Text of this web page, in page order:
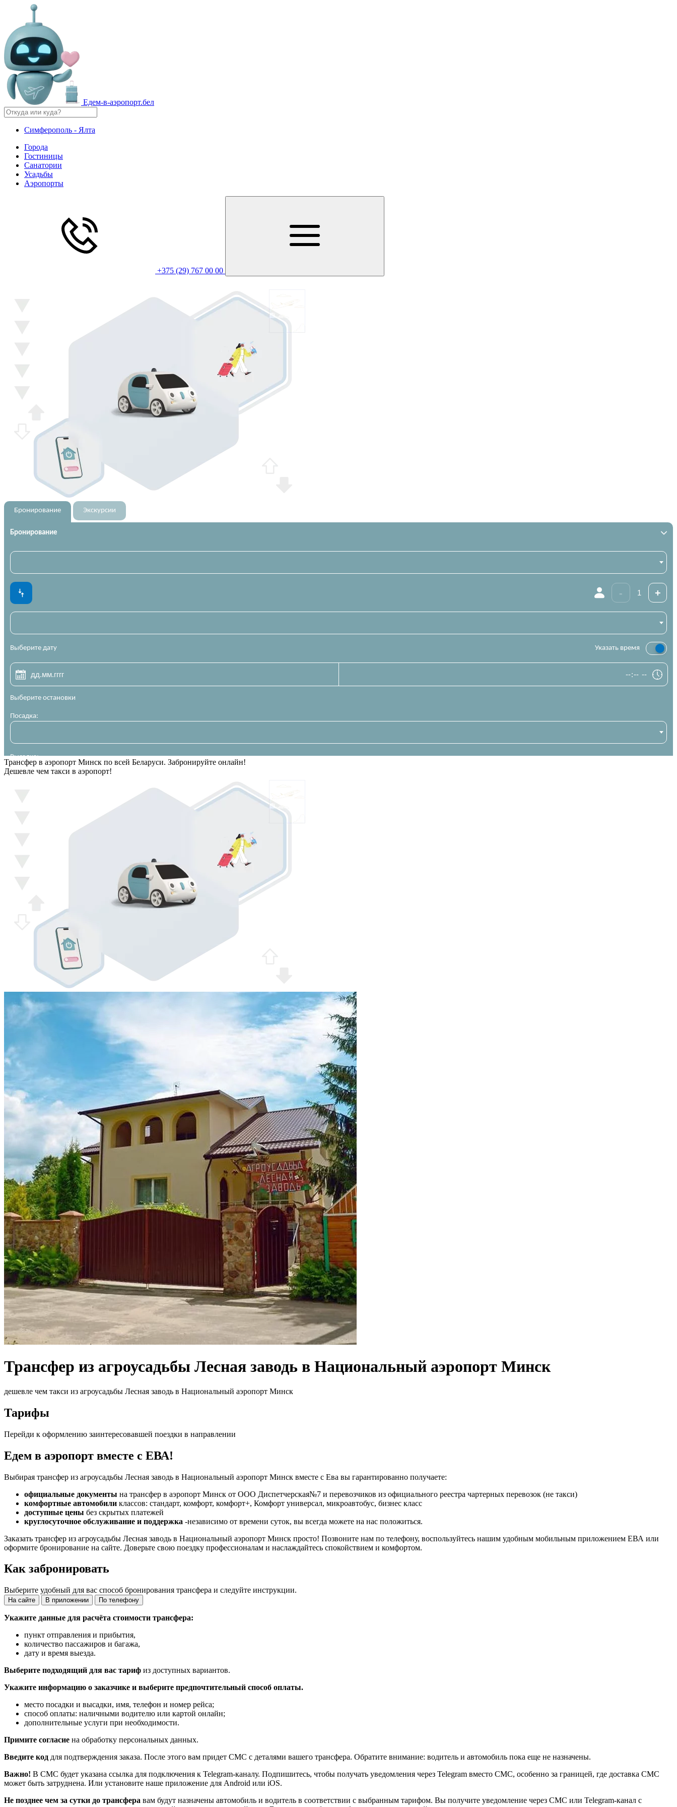
Едем-в-аэропорт.бел
Симферополь - Ялта
Города
Гостиницы
Санатории
Усадьбы
Аэропорты
+375 (29) 767 00 00
Трансфер в аэропорт Минск по всей Беларуси. Забронируйте онлайн!
Дешевле чем такси в аэропорт!
Трансфер из агроусадьбы Лесная заводь в Национальный аэропорт Минск
дешевле чем такси из агроусадьбы Лесная заводь в Национальный аэропорт Минск
Тарифы
Перейди к оформлению заинтересовавшей поездки в направлении
Едем в аэропорт вместе с ЕВА!
Выбирая трансфер из агроусадьбы Лесная заводь в Национальный аэропорт Минск вместе с Ева вы гарантированно получаете:
официальные документы на трансфер в аэропорт Минск от ООО Диспетчерская№7 и перевозчиков из официального реестра чартерных перевозок (не такси)
комфортные автомобили классов: стандарт, комфорт, комфорт+, Комфорт универсал, микроавтобус, бизнес класс
доступные цены без скрытых платежей
круглосуточное обслуживание и поддержка -независимо от времени суток, вы всегда можете на нас положиться.
Заказать трансфер из агроусадьбы Лесная заводь в Национальный аэропорт Минск просто! Позвоните нам по телефону, воспользуйтесь нашим удобным мобильным приложением ЕВА или
оформите бронирование на сайте. Доверьте свою поездку профессионалам и наслаждайтесь спокойствием и комфортом.
Как забронировать
Выберите удобный для вас способ бронирования трансфера и следуйте инструкции.
На сайте В приложении По телефону
Укажите данные для расчёта стоимости трансфера:
пункт отправления и прибытия,
количество пассажиров и багажа,
дату и время выезда.
Выберите подходящий для вас тариф из доступных вариантов.
Укажите информацию о заказчике и выберите предпочтительный способ оплаты.
место посадки и высадки, имя, телефон и номер рейса;
способ оплаты: наличными водителю или картой онлайн;
дополнительные услуги при необходимости.
Примите согласие на обработку персональных данных.
Введите код для подтверждения заказа. После этого вам придет СМС с деталями вашего трансфера. Обратите внимание: водитель и автомобиль пока еще не назначены.
Важно! В СМС будет указана ссылка для подключения к Telegram-каналу. Подпишитесь, чтобы получать уведомления через Telegram вместо СМС, особенно за границей, где доставка СМС
может быть затруднена. Или установите наше приложение для Android или iOS.
Не позднее чем за сутки до трансфера вам будут назначены автомобиль и водитель в соответствии с выбранным тарифом. Вы получите уведомление через СМС или Telegram-канал с